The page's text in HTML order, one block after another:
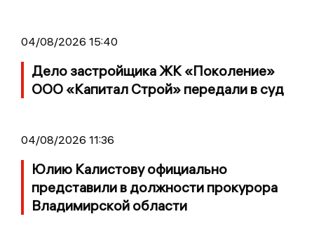
04/08/2026 15:40
Дело застройщика ЖК «Поколение»
ООО «Капитал Строй» передали в суд
04/08/2026 11:36
Юлию Калистову официально
представили в должности прокурора
Владимирской области